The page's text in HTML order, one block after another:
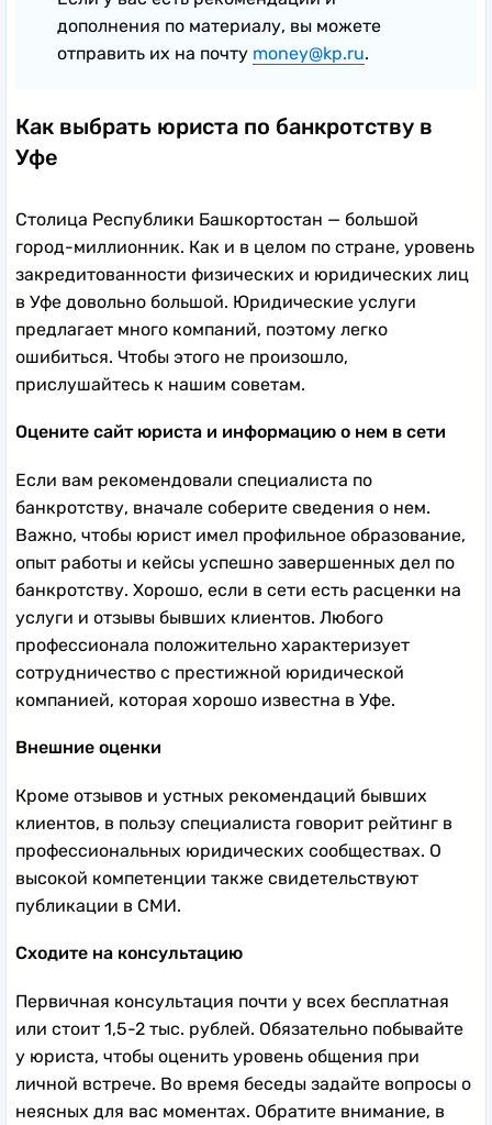
дополнения по материалу, вы можете
отправить их на почту money@kp.ru.
Как выбрать юриста по банкротству в
Уфе
Столица Республики Башкортостан — большой
город-миллионник. Как и в целом по стране, уровень
закредитованности физических и юридических лиц
в Уфе довольно большой. Юридические услуги
предлагает много компаний, поэтому легко
ошибиться. Чтобы этого не произошло,
прислушайтесь к нашим советам.
Оцените сайт юриста и информацию о нем в сети
Если вам рекомендовали специалиста по
банкротству, вначале соберите сведения о нем.
Важно, чтобы юрист имел профильное образование,
опыт работы и кейсы успешно завершенных дел по
банкротству. Хорошо, если в сети есть расценки на
услуги и отзывы бывших клиентов. Любого
профессионала положительно характеризует
сотрудничество с престижной юридической
компанией, которая хорошо известна в Уфе.
Внешние оценки
Кроме отзывов и устных рекомендаций бывших
клиентов, в пользу специалиста говорит рейтинг в
профессиональных юридических сообществах. О
высокой компетенции также свидетельствуют
публикации в СМИ.
Сходите на консультацию
Первичная консультация почти у всех бесплатная
или стоит 1,5-2 тыс. рублей. Обязательно побывайте
у юриста, чтобы оценить уровень общения при
личной встрече. Во время беседы задайте вопросы о
неясных для вас моментах. Обратите внимание, в